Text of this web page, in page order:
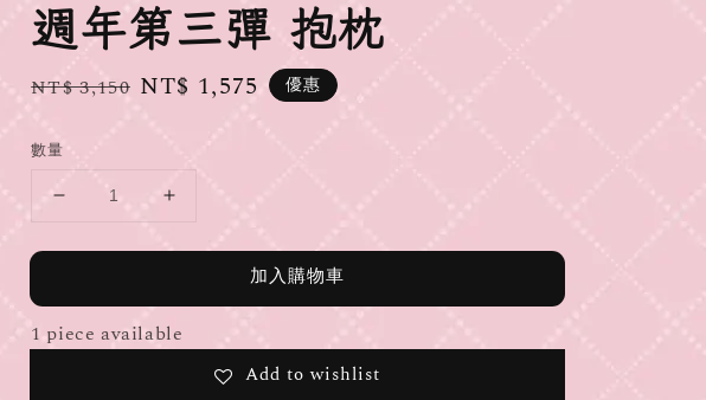
週年第三彈 抱枕
Regular
NT$ 3,150 Sale
NT$ 1,575 優惠
數量
加入購物車
1 piece available
Add to wishlist